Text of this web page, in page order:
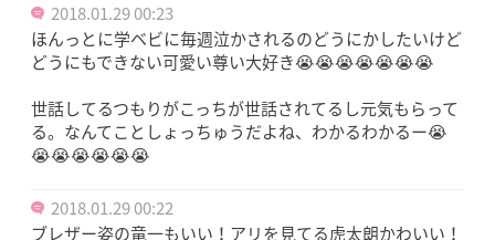
2018.01.29 00:23
ほんっとに学ベビに毎週泣かされるのどうにかしたいけど
どうにもできない可愛い尊い大好き😭😭😭😭😭😭😭
世話してるつもりがこっちが世話されてるし元気もらって
る。なんてことしょっちゅうだよね、わかるわかるー😭
😭😭😭😭😭😭
2018.01.29 00:22
ブレザー姿の竜一もいい！アリを見てる虎太朗かわいい！